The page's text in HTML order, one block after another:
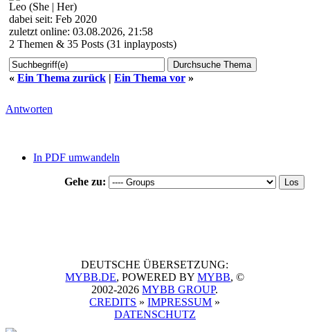
Wir freuen uns auf dich. ♥
Leo (She | Her)
dabei seit: Feb 2020
zuletzt online: 03.08.2026, 21:58
2 Themen & 35 Posts (31 inplayposts)
« Ein Thema zurück | Ein Thema vor »
Antworten
In PDF umwandeln
Gehe zu:
DEUTSCHE ÜBERSETZUNG:
MYBB.DE, POWERED BYMYBB, ©
2002-2026MYBB GROUP.
CREDITS »IMPRESSUM »
DATENSCHUTZ